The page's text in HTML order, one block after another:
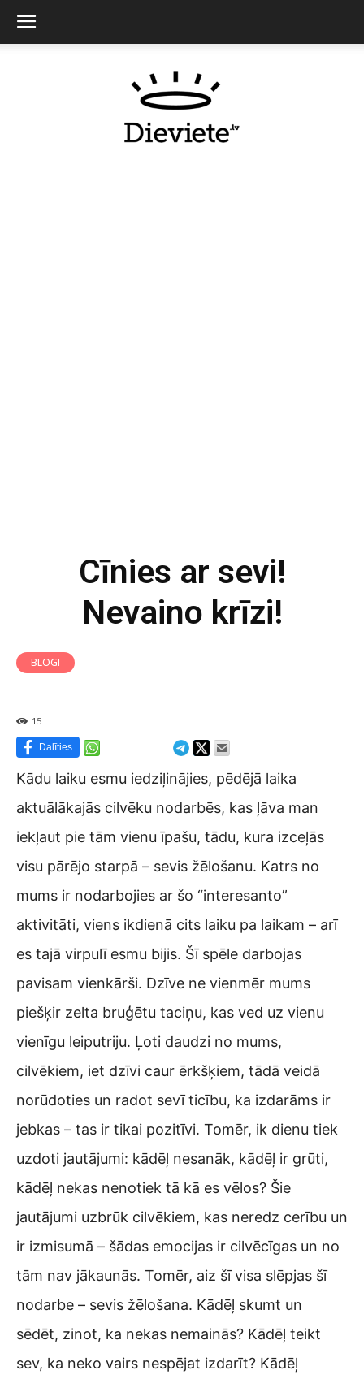
Cīnies ar sevi!
Nevaino krīzi!
BLOGI
15
Dalīties
Kādu laiku esmu iedziļinājies, pēdējā laika
aktuālākajās cilvēku nodarbēs, kas ļāva man
iekļaut pie tām vienu īpašu, tādu, kura izceļās
visu pārējo starpā – sevis žēlošanu. Katrs no
mums ir nodarbojies ar šo “interesanto”
aktivitāti, viens ikdienā cits laiku pa laikam – arī
es tajā virpulī esmu bijis. Šī spēle darbojas
pavisam vienkārši. Dzīve ne vienmēr mums
piešķir zelta bruģētu taciņu, kas ved uz vienu
vienīgu leiputriju. Ļoti daudzi no mums,
cilvēkiem, iet dzīvi caur ērkšķiem, tādā veidā
norūdoties un radot sevī ticību, ka izdarāms ir
jebkas – tas ir tikai pozitīvi. Tomēr, ik dienu tiek
uzdoti jautājumi: kādēļ nesanāk, kādēļ ir grūti,
kādēļ nekas nenotiek tā kā es vēlos? Šie
jautājumi uzbrūk cilvēkiem, kas neredz cerību un
ir izmisumā – šādas emocijas ir cilvēcīgas un no
tām nav jākaunās. Tomēr, aiz šī visa slēpjas šī
nodarbe – sevis žēlošana. Kādēļ skumt un
sēdēt, zinot, ka nekas nemainās? Kādēļ teikt
sev, ka neko vairs nespējat izdarīt? Kādēļ